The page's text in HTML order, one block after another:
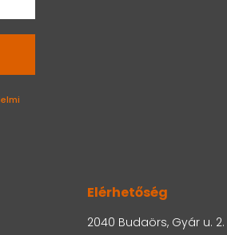
Elérhetőség
2040 Budaörs, Gyár u. 2.